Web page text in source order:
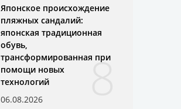
8
Японское происхождение
пляжных сандалий:
японская традиционная
обувь,
трансформированная при
помощи новых
технологий
06.08.2026